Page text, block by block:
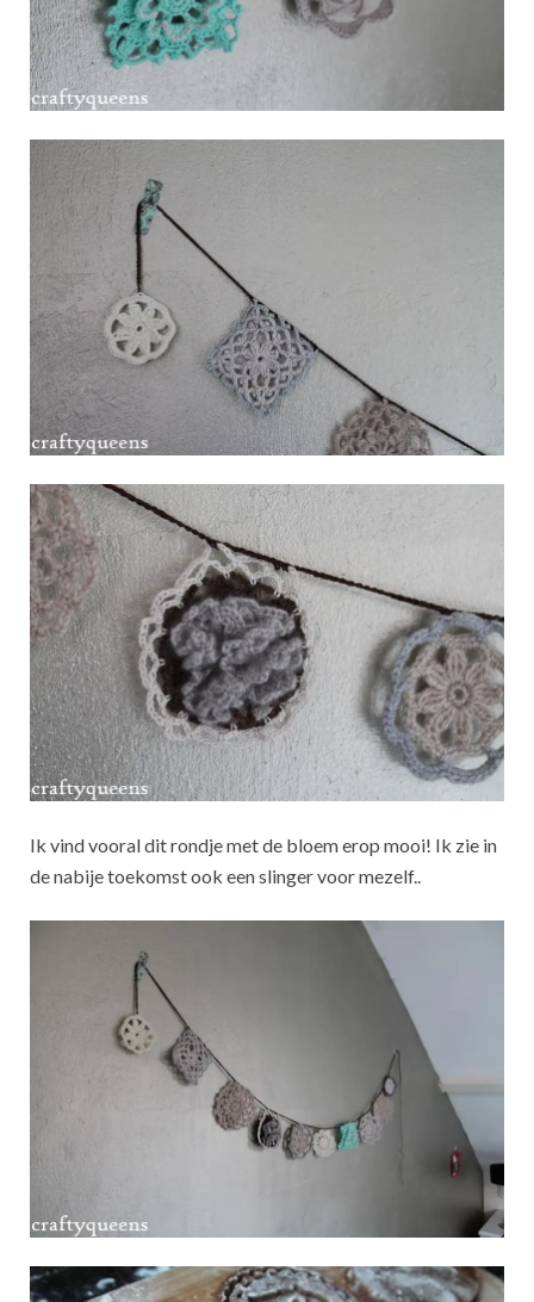
Ik vind vooral dit rondje met de bloem erop mooi! Ik zie in
de nabije toekomst ook een slinger voor mezelf..